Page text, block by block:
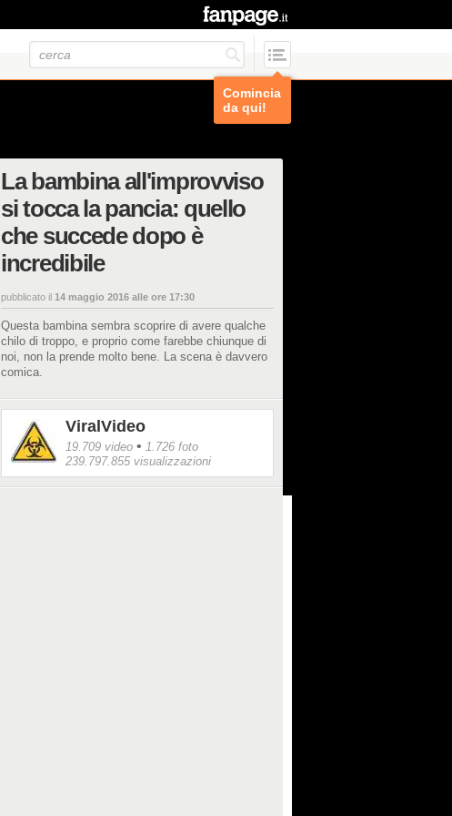
Comincia
da qui!
La bambina all'improvviso
si tocca la pancia: quello
che succede dopo è
incredibile
pubblicato il 14 maggio 2016 alle ore 17:30
Questa bambina sembra scoprire di avere qualche
chilo di troppo, e proprio come farebbe chiunque di
noi, non la prende molto bene. La scena è davvero
comica.
ViralVideo
19.709 video • 1.726 foto
239.797.855 visualizzazioni